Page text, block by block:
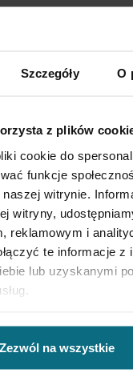
Szczegóły O
z plików
cookie do
funkcje
witrynie.
witryny,
reklamowym i
te informacje z
lub uzyskanymi
Zezwól na wszystkie
aktualne
Home - zapisz się